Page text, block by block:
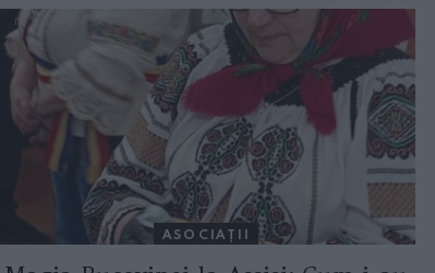
ASOCIAŢII